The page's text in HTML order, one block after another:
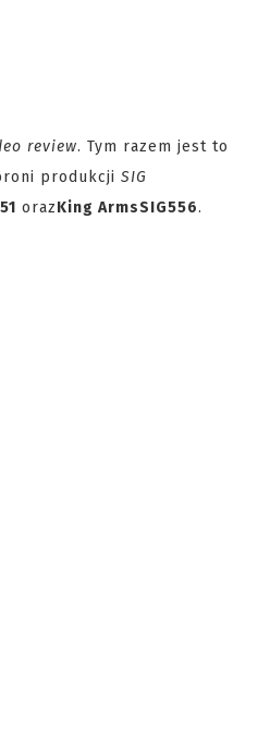
review. Tym razem jest to
produkcji SIG
orazKing ArmsSIG556.